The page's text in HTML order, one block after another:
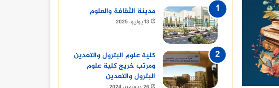
مدينة الثقافة والعلوم
13 يوليو، 2025
كلية علوم البترول والتعدين
ومرتب خريج كلية علوم
البترول والتعدين